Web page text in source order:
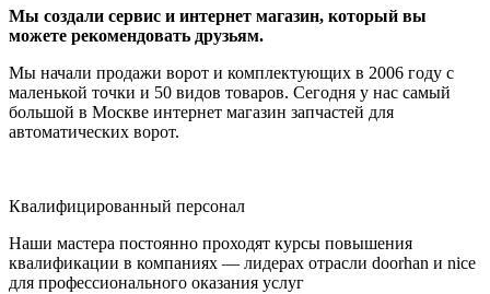
Мы создали сервис и интернет магазин, который вы
можете рекомендовать друзьям.
Мы начали продажи ворот и комплектующих в 2006 году с
маленькой точки и 50 видов товаров. Сегодня у нас самый
большой в Москве интернет магазин запчастей для
автоматических ворот.
Квалифицированный персонал
Наши мастера постоянно проходят курсы повышения
квалификации в компаниях — лидерах отрасли doorhan и nice
для профессионального оказания услуг